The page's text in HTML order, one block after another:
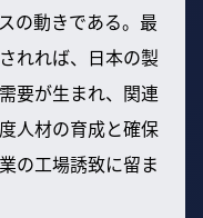
の動きである。最
れれば、日本の製
要が生まれ、関連
人材の育成と確保
の工場誘致に留ま